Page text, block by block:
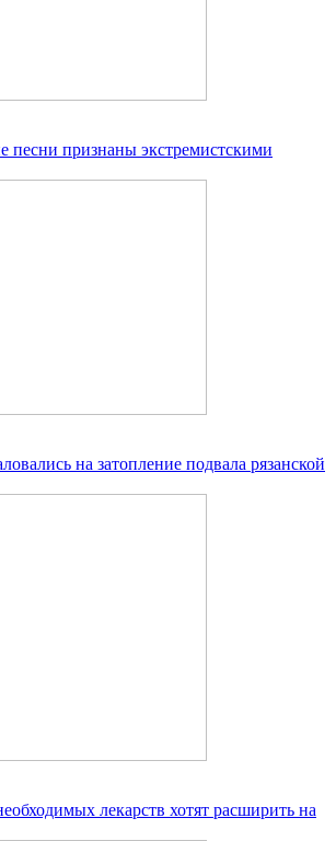
песни признаны экстремистскими
на затопление подвала рязанской
лекарств хотят расширить на